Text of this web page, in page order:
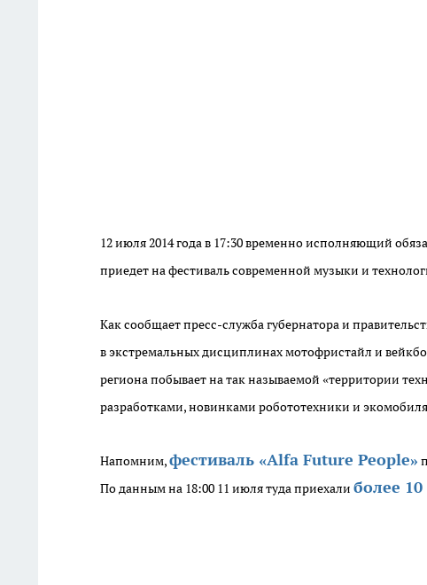
12 июля 2014 года в 17:30 временно исполняющий
приедет на фестиваль современной музыки и
Как сообщает пресс-служба губернатора и
в экстремальных дисциплинах мотофристайл и
региона побывает на так называемой «территории
разработками, новинками робототехники и
Напомним,фестиваль «Alfa Future People»
По данным на 18:00 11 июля туда приехали более